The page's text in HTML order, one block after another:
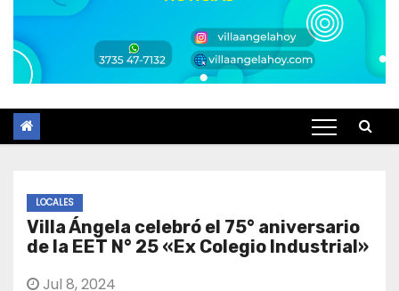
LOCALES
Villa Ángela celebró el 75° aniversario
de la EET N° 25 «Ex Colegio Industrial»
Jul 8, 2024